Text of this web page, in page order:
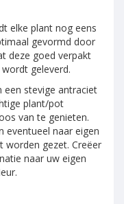
elke plant nog eens
gevormd door
deze goed verpakt
geleverd.
een stevige antraciet
plant/pot
van te genieten.
eventueel naar eigen
worden gezet. Creëer
naar uw eigen